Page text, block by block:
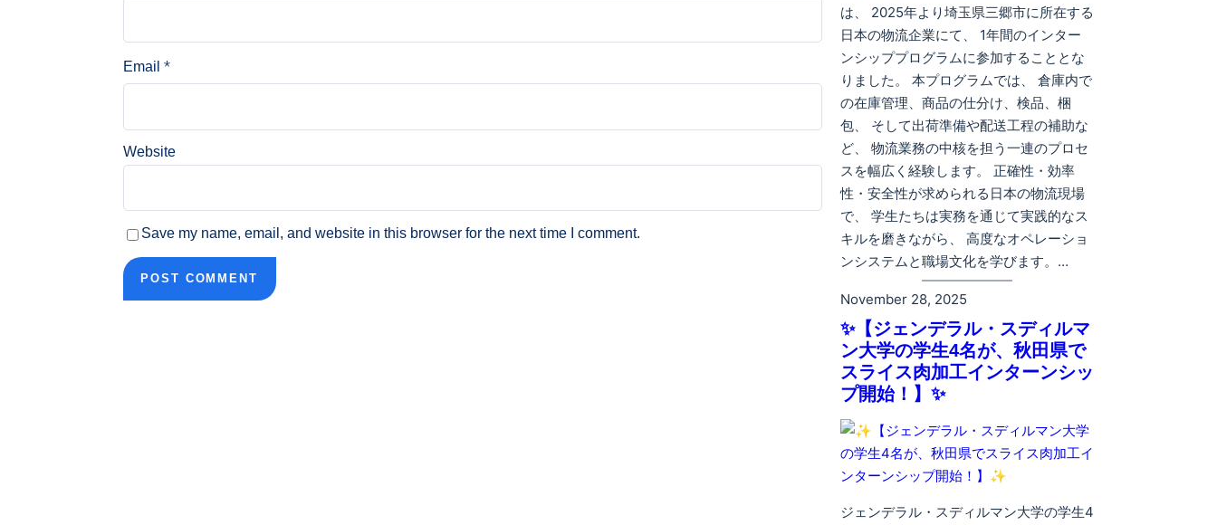
Email *
Website
Save my name, email, and website in this browser for the next time I comment.
は、 2025年より埼玉県三郷市に所在する
日本の物流企業にて、 1年間のインター
ンシッププログラムに参加することとな
りました。 本プログラムでは、 倉庫内で
の在庫管理、商品の仕分け、検品、梱
包、 そして出荷準備や配送工程の補助な
ど、 物流業務の中核を担う一連のプロセ
スを幅広く経験します。 正確性・効率
性・安全性が求められる日本の物流現場
で、 学生たちは実務を通じて実践的なス
キルを磨きながら、 高度なオペレーショ
ンシステムと職場文化を学びます。…
November 28, 2025
✨【ジェンデラル・スディルマ
ン大学の学生4名が、秋田県で
スライス肉加工インターンシッ
プ開始！】✨
ジェンデラル・スディルマン大学の学生4